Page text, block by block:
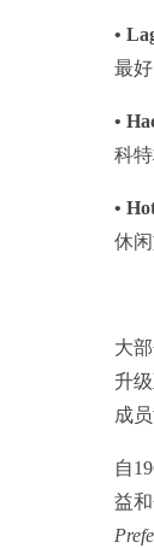
•
最
•
科
•
休
大
升
成
自
益